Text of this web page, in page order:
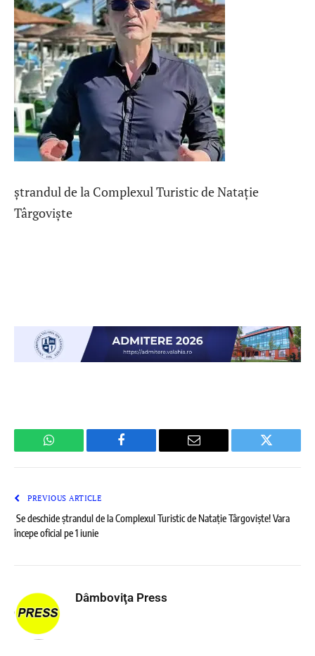
ștrandul de la Complexul Turistic de Natație
Târgoviște
WhatsApp Facebook Email Twitter
PREVIOUS ARTICLE
Se deschide ștrandul de la Complexul Turistic de Natație Târgoviște! Vara
începe oficial pe 1 iunie
Dâmboviţa Press